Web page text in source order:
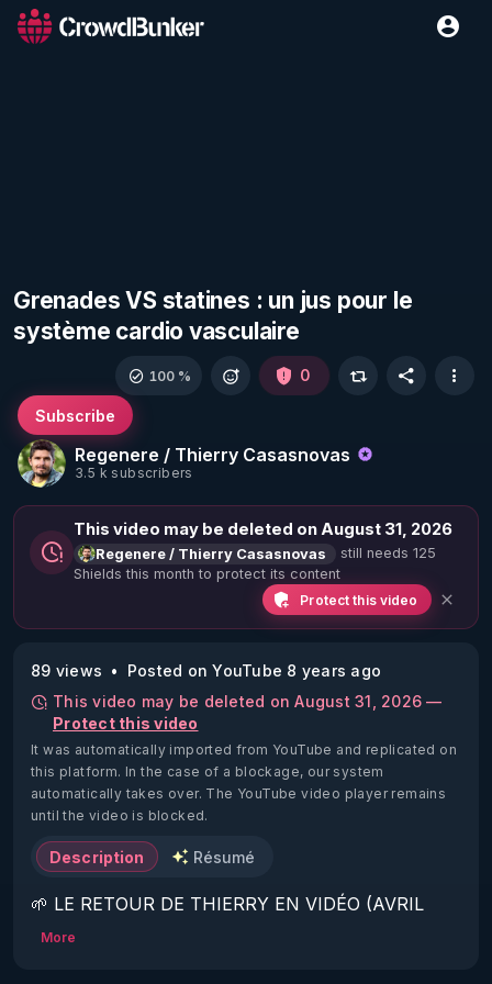
Grenades VS statines : un jus pour le
système cardio vasculaire
Regenere / Thierry Casasnovas
3.5 k subscribers
Subscribe
100 % 0
This video may be deleted on August 31, 2026
Regenere / Thierry Casasnovas
still needs 125
Shields this month to protect its content
Protect this video
89 views
Posted on YouTube 8 years ago
This video may be deleted on August 31, 2026 —
Protect this video
It was automatically imported from YouTube and replicated on
this platform. In the case of a blockage, our system
automatically takes over. The YouTube video player remains
until the video is blocked.
Description Résumé
🌱 LE RETOUR DE THIERRY EN VIDÉO (AVRIL
2022)!
More